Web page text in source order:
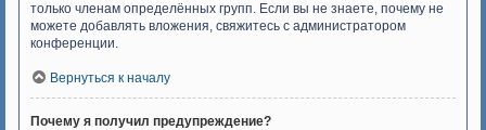
только членам определённых групп. Если вы не знаете, почему не
можете добавлять вложения, свяжитесь с администратором
конференции.
Вернуться к началу
Почему я получил предупреждение?